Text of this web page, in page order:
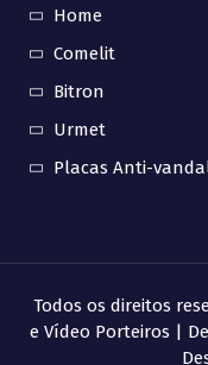
Home
Comelit
Bitron
Urmet
Placas Anti-
Todos os direitos
e Vídeo Porteiros |